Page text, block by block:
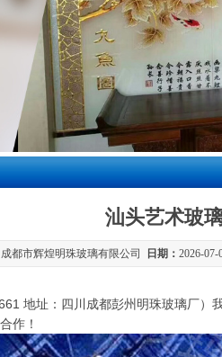
汕头艺术玻
成都市辉煌明珠玻璃有限公司 日期： 2026-07-
地址：四川成都彭州明珠玻璃厂
作！